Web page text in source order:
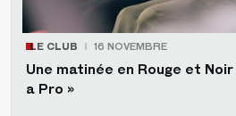
LE CLUB 16 NOVEMBRE
Une matinée en Rouge et
a Pro »